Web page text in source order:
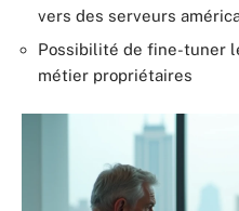
vers des serveurs
Possibilité de fine-tuner
métier propriétaires